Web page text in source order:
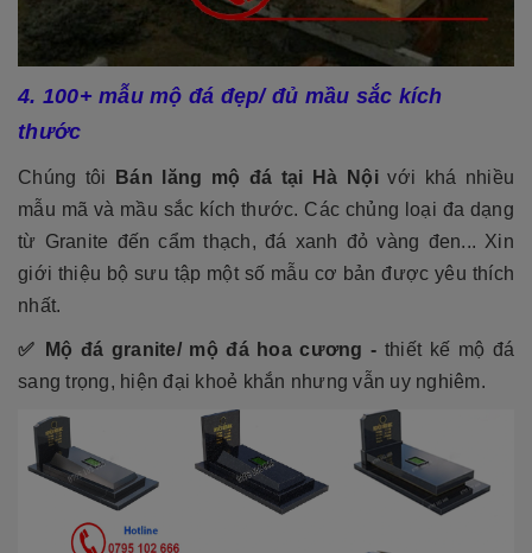
4. 100+ mẫu mộ đá đẹp/ đủ mầu sắc kích
thước
Chúng tôi Bán lăng mộ đá tại Hà Nộivới khá nhiều
mẫu mã và mầu sắc kích thước. Các chủng loại đa dạng
từ Granite đến cẩm thạch, đá xanh đỏ vàng đen... Xin
giới thiệu bộ sưu tập một số mẫu cơ bản được yêu thích
nhất.
✅ Mộ đá granite/ mộ đá hoa cương - thiết kế mộ đá
sang trọng, hiện đại khoẻ khắn nhưng vẫn uy nghiêm.